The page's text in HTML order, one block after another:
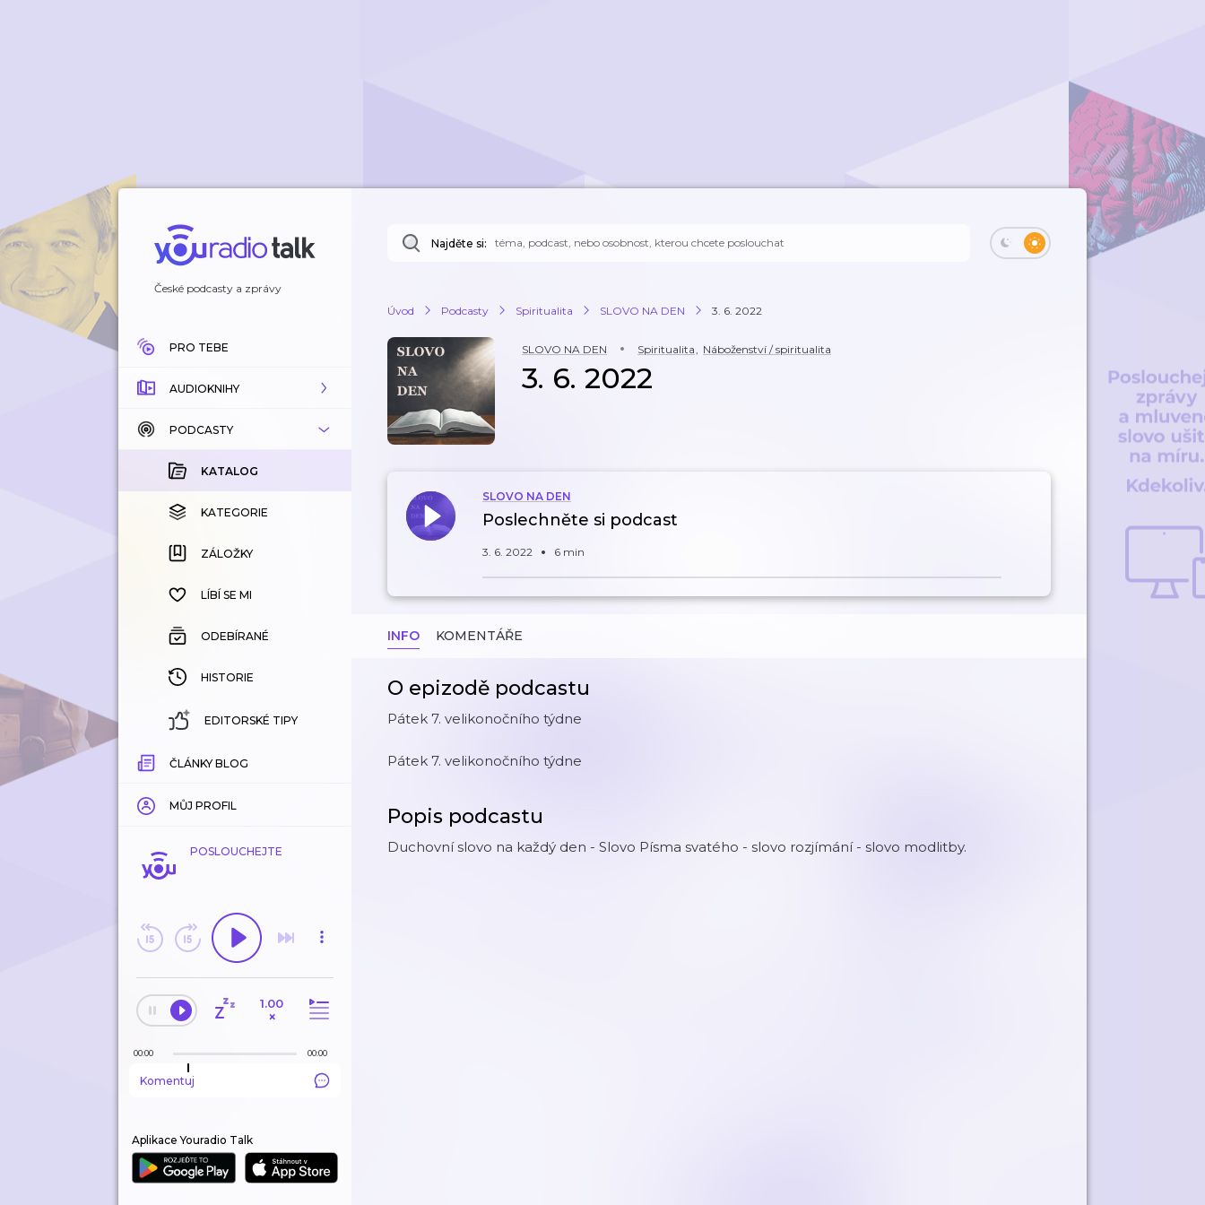
České podcasty a zprávy
PRO TEBE
AUDIOKNIHY
KATALOG
KOUPENÉ
KATEGORIE
ZÁLOŽKY
HISTORIE
PODCASTY
KATALOG
KATEGORIE
ZÁLOŽKY
LÍBÍ SE MI
ODEBÍRANÉ
HISTORIE
EDITORSKÉ TIPY
ČLÁNKY BLOG
MŮJ PROFIL
POSLOUCHEJTE
1.00
×
00:00 00:00
Komentuj
Aplikace Youradio Talk
Najděte si:
Úvod Podcasty Spiritualita SLOVO NA DEN 3. 6. 2022
SLOVO NA DEN Spiritualita, Náboženství / spiritualita
3. 6. 2022
SLOVO NA DEN
Poslechněte si podcast
3. 6. 2022 6 min
INFO KOMENTÁŘE
O epizodě podcastu
Pátek 7. velikonočního týdne
Pátek 7. velikonočního týdne
Popis podcastu
Duchovní slovo na každý den - Slovo Písma svatého - slovo rozjímání - slovo modlitby.